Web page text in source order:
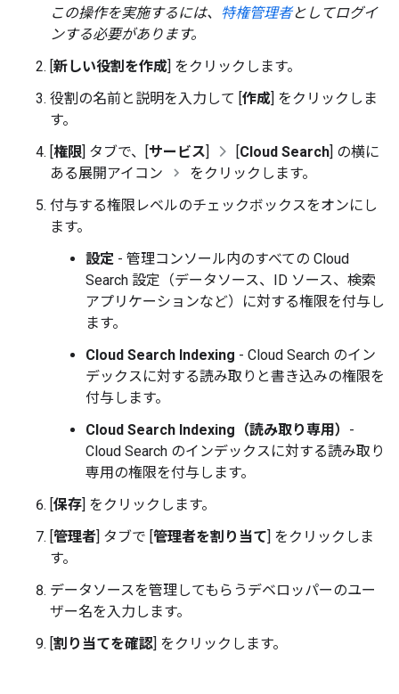
この操作を実施するには、 特権管理者としてログイ
ンする必要があります。
[新しい役割を作成] をクリックします。
役割の名前と説明を入力して [作成] をクリックしま
す。
[権限] タブで、[サービス] [Cloud Search] の横に
ある展開アイコン
をクリックします。
付与する権限レベルのチェックボックスをオンにし
ます。
設定 - 管理コンソール内のすべての Cloud
Search 設定（データソース、ID ソース、検索
アプリケーションなど）に対する権限を付与し
ます。
Cloud Search Indexing - Cloud Search のイン
デックスに対する読み取りと書き込みの権限を
付与します。
Cloud Search Indexing（読み取り専用） -
Cloud Search のインデックスに対する読み取り
専用の権限を付与します。
[保存] をクリックします。
[管理者] タブで [管理者を割り当て] をクリックしま
す。
データソースを管理してもらうデベロッパーのユー
ザー名を入力します。
[割り当てを確認] をクリックします。